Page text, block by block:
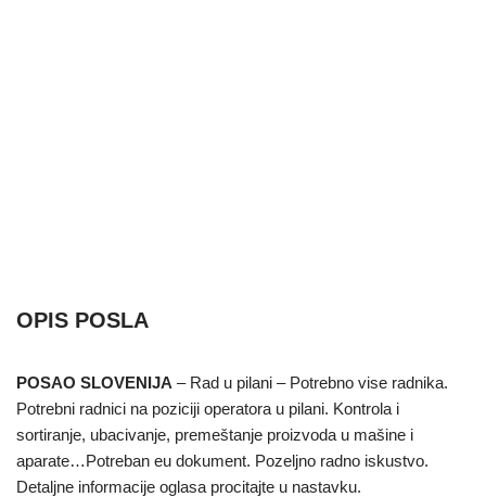
OPIS POSLA
POSAO SLOVENIJA – Rad u pilani – Potrebno vise radnika.
Potrebni radnici na poziciji operatora u pilani. Kontrola i
sortiranje, ubacivanje, premeštanje proizvoda u mašine i
aparate…Potreban eu dokument. Pozeljno radno iskustvo.
Detaljne informacije oglasa procitajte u nastavku.